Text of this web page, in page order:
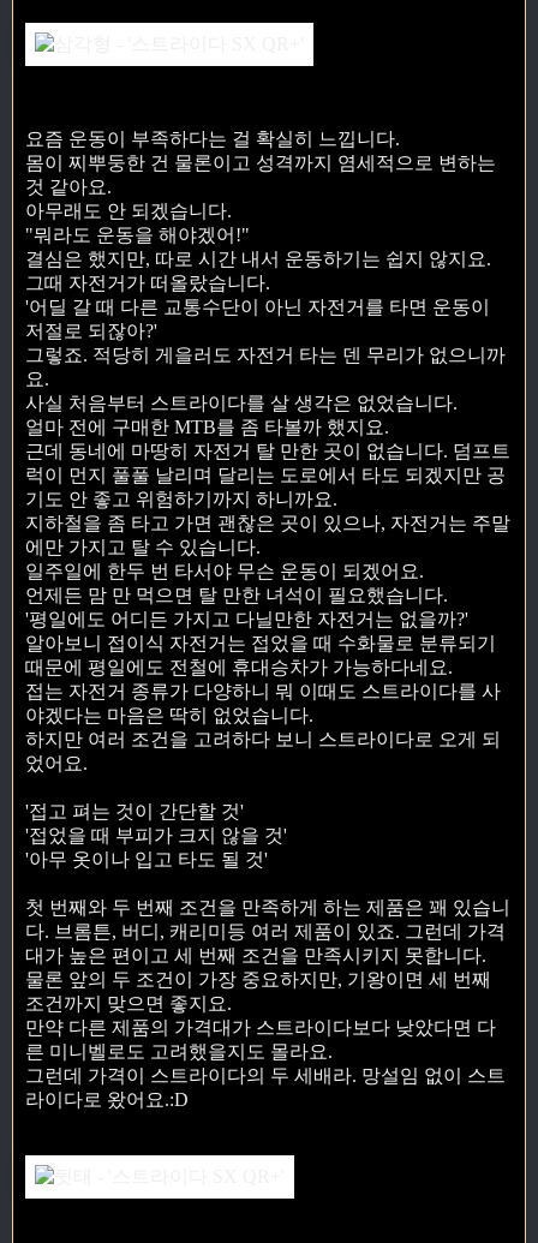
요즘 운동이 부족하다는 걸 확실히 느낍니다.
몸이 찌뿌둥한 건 물론이고 성격까지 염세적으로 변하는
것 같아요.
아무래도 안 되겠습니다.
"뭐라도 운동을 해야겠어!"
결심은 했지만, 따로 시간 내서 운동하기는 쉽지 않지요.
그때 자전거가 떠올랐습니다.
'어딜 갈 때 다른 교통수단이 아닌 자전거를 타면 운동이
저절로 되잖아?'
그렇죠. 적당히 게을러도 자전거 타는 덴 무리가 없으니까
요.
사실 처음부터 스트라이다를 살 생각은 없었습니다.
얼마 전에 구매한 MTB를 좀 타볼까 했지요.
근데 동네에 마땅히 자전거 탈 만한 곳이 없습니다. 덤프트
럭이 먼지 풀풀 날리며 달리는 도로에서 타도 되겠지만 공
기도 안 좋고 위험하기까지 하니까요.
지하철을 좀 타고 가면 괜찮은 곳이 있으나, 자전거는 주말
에만 가지고 탈 수 있습니다.
일주일에 한두 번 타서야 무슨 운동이 되겠어요.
언제든 맘 만 먹으면 탈 만한 녀석이 필요했습니다.
'평일에도 어디든 가지고 다닐만한 자전거는 없을까?'
알아보니 접이식 자전거는 접었을 때 수화물로 분류되기
때문에 평일에도 전철에 휴대승차가 가능하다네요.
접는 자전거 종류가 다양하니 뭐 이때도 스트라이다를 사
야겠다는 마음은 딱히 없었습니다.
하지만 여러 조건을 고려하다 보니 스트라이다로 오게 되
었어요.
'접고 펴는 것이 간단할 것'
'접었을 때 부피가 크지 않을 것'
'아무 옷이나 입고 타도 될 것'
첫 번째와 두 번째 조건을 만족하게 하는 제품은 꽤 있습니
다. 브롬튼, 버디, 캐리미등 여러 제품이 있죠. 그런데 가격
대가 높은 편이고 세 번째 조건을 만족시키지 못합니다.
물론 앞의 두 조건이 가장 중요하지만, 기왕이면 세 번째
조건까지 맞으면 좋지요.
만약 다른 제품의 가격대가 스트라이다보다 낮았다면 다
른 미니벨로도 고려했을지도 몰라요.
그런데 가격이 스트라이다의 두 세배라. 망설임 없이 스트
라이다로 왔어요.:D